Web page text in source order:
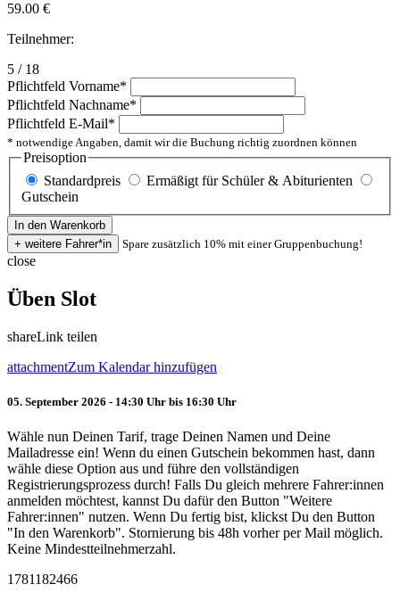
59.00 €
Teilnehmer:
5 / 18
Pflichtfeld Vorname*
Pflichtfeld Nachname*
Pflichtfeld E-Mail*
* notwendige Angaben, damit wir die Buchung richtig zuordnen können
Preisoption
Standardpreis
Ermäßigt für Schüler & Abiturienten
Gutschein
Spare zusätzlich 10% mit einer Gruppenbuchung!
close
Üben Slot
shareLink teilen
attachmentZum Kalendar hinzufügen
05. September 2026 - 14:30 Uhr bis 16:30 Uhr
Wähle nun Deinen Tarif, trage Deinen Namen und Deine
Mailadresse ein! Wenn du einen Gutschein bekommen hast, dann
wähle diese Option aus und führe den vollständigen
Registrierungsprozess durch! Falls Du gleich mehrere Fahrer:innen
anmelden möchtest, kannst Du dafür den Button "Weitere
Fahrer:innen" nutzen. Wenn Du fertig bist, klickst Du den Button
"In den Warenkorb". Stornierung bis 48h vorher per Mail möglich.
Keine Mindestteilnehmerzahl.
1781182466